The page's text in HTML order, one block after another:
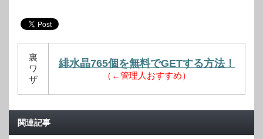
裏
ワ
ザ
緋水晶765個を無料でGETする方法！
（←管理人おすすめ）
関連記事